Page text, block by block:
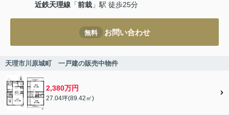
近鉄天理線 「前栽 」駅 徒歩25分
無料 お問い合わせ
天理市川原城町 一戸建の販売中物件
2,380万円
27.04坪(89.42㎡)